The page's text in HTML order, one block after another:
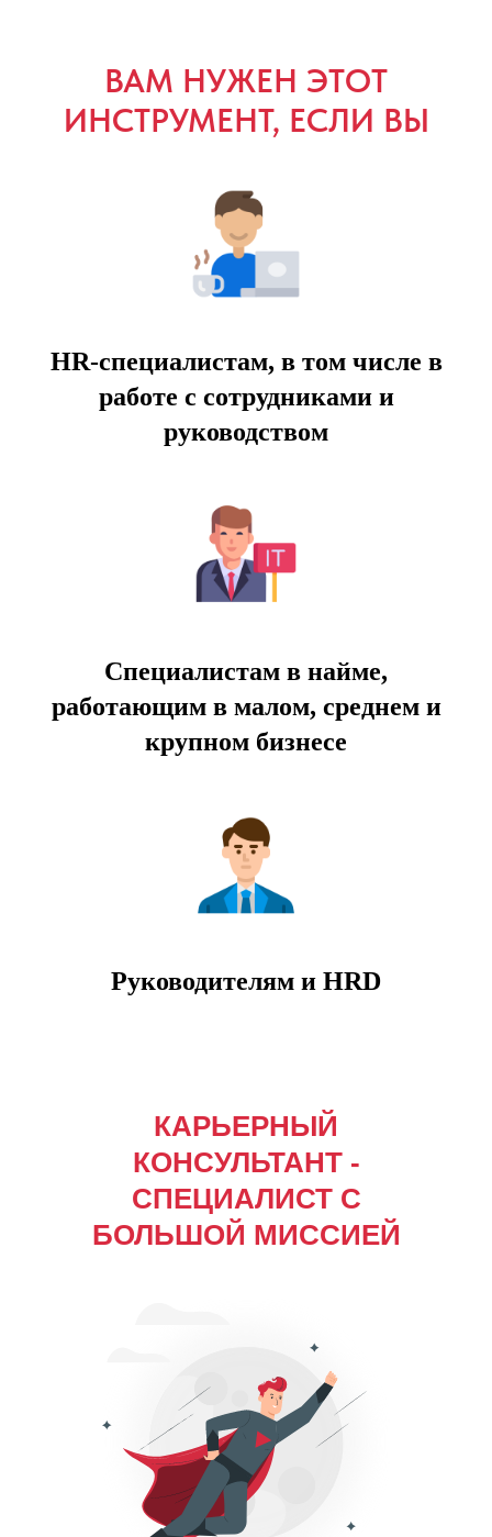
ВАМ НУЖЕН ЭТОТ
ИНСТРУМЕНТ, ЕСЛИ ВЫ
HR-специалистам, в том числе в
работе с сотрудниками и
руководством
Специалистам в найме,
работающим в малом, среднем и
крупном бизнесе
Руководителям и HRD
КАРЬЕРНЫЙ
КОНСУЛЬТАНТ -
СПЕЦИАЛИСТ С
БОЛЬШОЙ МИССИЕЙ